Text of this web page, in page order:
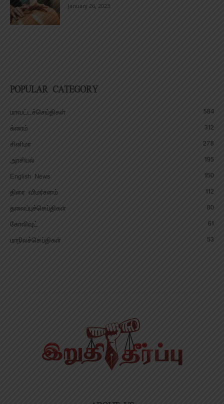
January 26, 2023
POPULAR CATEGORY
மாவட்டச்செய்திகள்
584
க்ரைம்
312
சினிமா
278
அரசியல்
195
English News
150
திரை விமர்சனம்
112
தலைப்புச்செய்திகள்
80
கோலிவுட்
61
மாநிலச்செய்திகள்
53